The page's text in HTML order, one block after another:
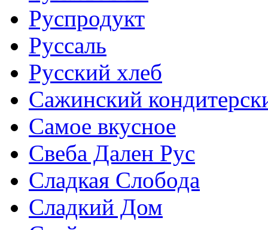
Руспродукт
Руссаль
Русский хлеб
Сажинский
Самое вкусное
Свеба Дален Рус
Сладкая Слобода
Сладкий Дом